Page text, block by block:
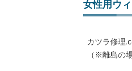
女性用ウ
カツラ修理
（※離島の